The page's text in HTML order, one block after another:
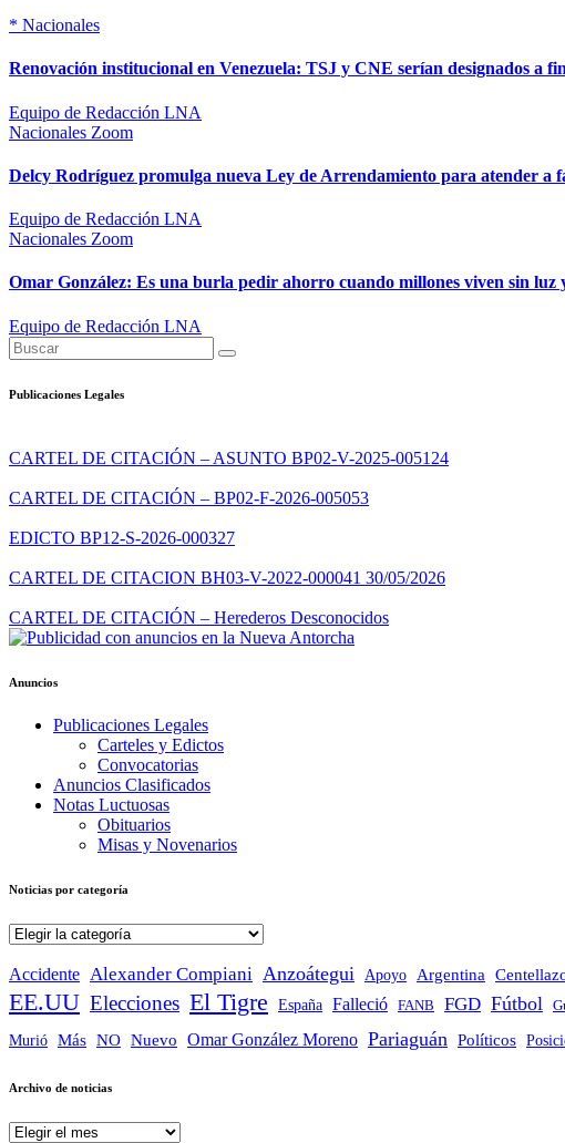
* Nacionales
Renovación institucional en Venezuela: TSJ y CNE serían designados a
Equipo de Redacción LNA
Nacionales Zoom
Delcy Rodríguez promulga nueva Ley de Arrendamiento para atender a
Equipo de Redacción LNA
Nacionales Zoom
Omar González: Es una burla pedir ahorro cuando millones viven sin luz
Equipo de Redacción LNA
Publicaciones Legales
CARTEL DE CITACIÓN – ASUNTO BP02-V-2025-005124
CARTEL DE CITACIÓN – BP02-F-2026-005053
EDICTO BP12-S-2026-000327
CARTEL DE CITACION BH03-V-2022-000041 30/05/2026
CARTEL DE CITACIÓN – Herederos Desconocidos
Anuncios
Publicaciones Legales
Carteles y Edictos
Convocatorias
Anuncios Clasificados
Notas Luctuosas
Obituarios
Misas y Novenarios
Noticias por categoría
Noticias
categoría
Accidente Alexander Compiani Anzoátegui Apoyo Argentina
EE.UU Elecciones El Tigre España Falleció FANB FGD Fútbol
Murió Más NO Nuevo Omar González Moreno Pariaguán Políticos
Archivo de noticias
Archivo